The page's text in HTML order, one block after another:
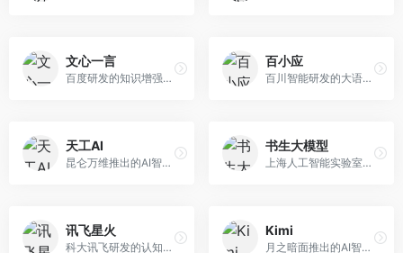
文心一言
百度研发的知识增强大语言模型，深度融合百度知识图谱和搜索能力。面向中文用户，提供知识问答、文本创作、逻辑推理等服务，中文语境理解准确，知识覆盖面广。
百小应
百川智能研发的大语言模型助手，专注于中文理解和生成。面向中文用户，提供知识问答、文本创作、代码辅助等服务，模型参数规模大，中文表达流畅自然。
天工AI
昆仑万维推出的AI智能助手，集成搜索、对话、创作等多种能力。面向普通用户和内容创作者，支持联网搜索、文本生成、图像理解等功能，响应速度快，免费使用。
书生大模型
上海人工智能实验室研发的开源大模型系列，支持多尺度和多模态。面向研究机构和开发者，开源生态完善，学术研究背景深厚，适合科研和定制开发。
讯飞星火
科大讯飞研发的认知智能大模型，深度融合语音识别和自然语言处理技术。面向企业用户和教育领域，提供语音交互、文档处理、代码生成等服务，中文语音识别准确率高。
Kimi
月之暗面推出的AI智能助手，核心优势在于超长文本处理能力，支持20万字以上文档分析。面向学术研究者、职场人士和内容创作者，提供文档解读、PPT生成、联网搜索等综合服务。